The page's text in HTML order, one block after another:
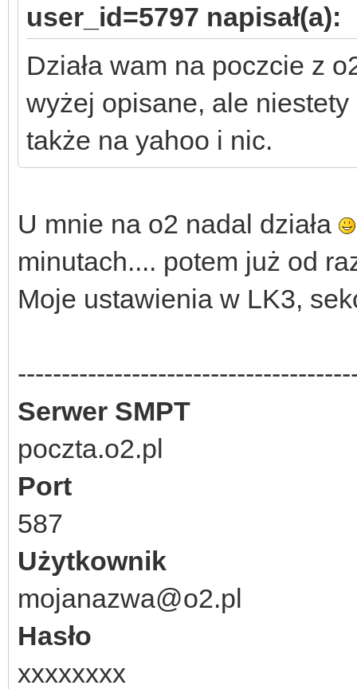
user_id=5797 napisał(a):
Działa wam na poczcie z
wyżej opisane, ale niestety
także na yahoo i nic.
U mnie na o2 nadal działa
minutach.... potem już od
Moje ustawienia w LK3,
Serwer SMPT
poczta.o2.pl
Port
587
Użytkownik
mojanazwa@o2.pl
Hasło
xxxxxxxx